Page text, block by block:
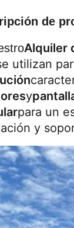
de
Alquiler
utilizan
y
para un
y